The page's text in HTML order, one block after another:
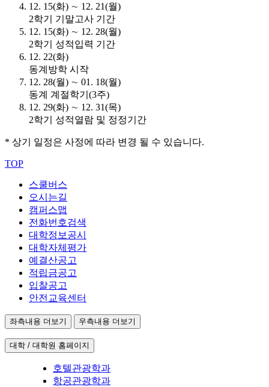
12. 15(화) ∼ 12. 21(월)
2학기 기말고사 기간
12. 15(화) ∼ 12. 28(월)
2학기 성적입력 기간
12. 22(화)
동계방학 시작
12. 28(월) ∼ 01. 18(월)
동계 계절학기(3주)
12. 29(화) ∼ 12. 31(목)
2학기 성적열람 및 정정기간
* 상기 일정은 사정에 따라 변경 될 수 있습니다.
TOP
스쿨버스
오시는길
캠퍼스맵
전화번호검색
대학정보공시
대학자체평가
예결산공고
적립금공고
입찰공고
안전교육센터
좌측내용 더보기 우측내용 더보기
대학 / 대학원 홈페이지
호텔관광학과
항공관광학과